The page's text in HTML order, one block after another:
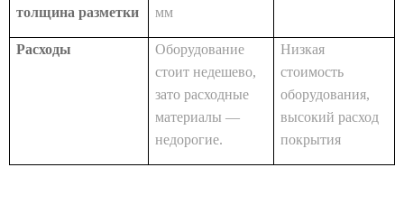
толщина разметки
мм
Расходы
Оборудование
стоит недешево,
зато расходные
материалы —
недорогие.
Низкая
стоимость
оборудования,
высокий расход
покрытия